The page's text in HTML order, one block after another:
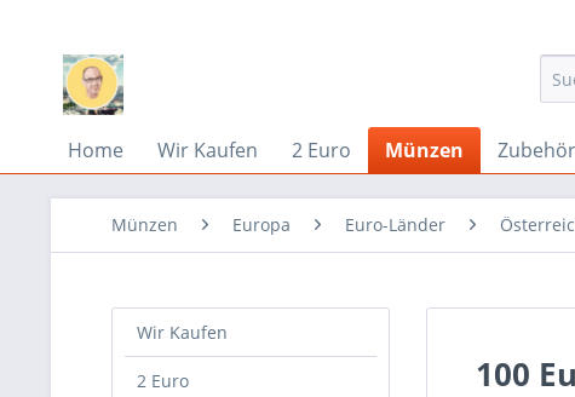
Home Wir Kaufen 2 Euro Münzen Zubehör
Münzen Europa Euro-Länder
Wir Kaufen
2 Euro 100